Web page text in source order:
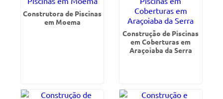
Construtora de Piscinas
em Moema
Construção de Piscinas
em Coberturas em
Araçoiaba da Serra